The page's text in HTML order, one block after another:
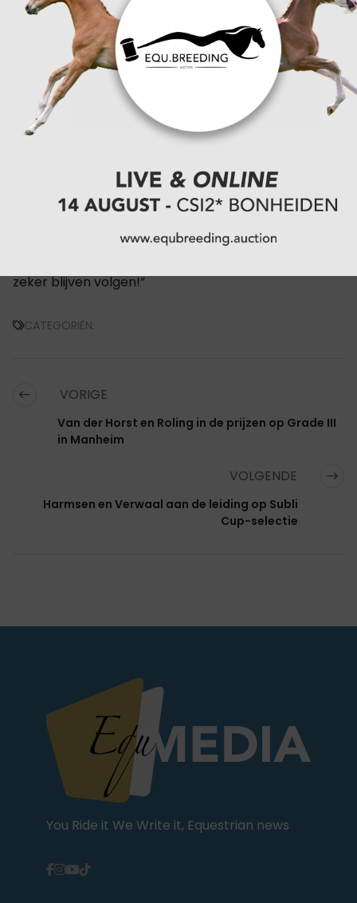
De Nederlandse invloed in Zweden is relatief groot: “Er
kennis bij het stamboek maar ze maken heel goed en
gebruik van kennis van buitenaf. Van bij voorbeeld
of Rob Ehrens. En ze zetten Nederlandse testruiters
Hans-Peter Minderhoud, Emmelie Scholtens, Theo
Dave Maarse of Mathijs van Asten in. Of ze hebben de
van de Pavo Cup overgenomen zoals we die in 1995
Het gaat om open discussies en het mooie is dat met
uitkomsten ook werkelijk iets gedaan wordt. Mijn werk
nu op, ik ga het zeker missen. Ik was er minimaal een
om jonge paarden te keuren, workshops bij te wonen,
zeker blijven volgen!”
CATEGORIËN:
VORIGE
Van der Horst en Roling in de prijzen op Grade III
in Manheim
VOLGENDE
Harmsen en Verwaal aan de leiding op Subli
Cup-selectie
You Ride it We Write it, Equestrian news